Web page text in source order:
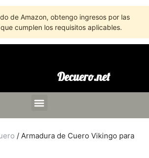
de Amazon, obtengo ingresos por las
cumplen los requisitos aplicables.
Decuero.net
/ Armadura de Cuero Vikingo para